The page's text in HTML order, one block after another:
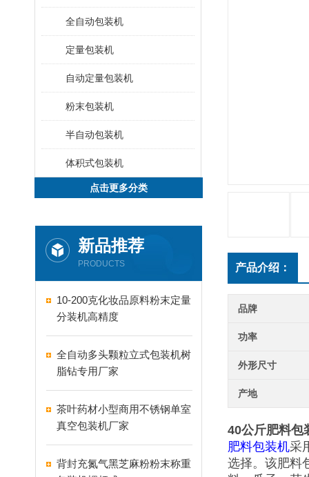
全自动包装机
定量包装机
自动定量包装机
粉末包装机
半自动包装机
体积式包装机
点击更多分类
新品推荐
PRODUCTS
10-200克化妆品原料粉末定量
分装机高精度
全自动多头颗粒立式包装机树
脂钻专用厂家
茶叶药材小型商用不锈钢单室
真空包装机厂家
背封充氮气黑芝麻粉粉末称重
产品介绍：
品牌
功率
外形尺寸
产地
40公斤肥料包
肥料包装机采
选择。该肥料